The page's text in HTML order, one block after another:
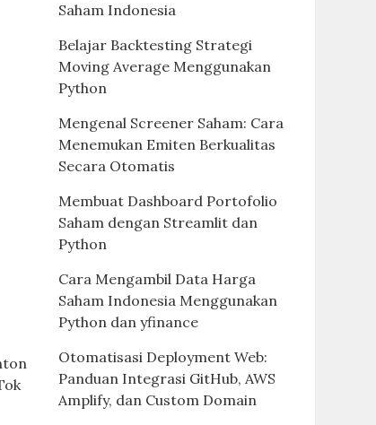
Saham Indonesia
Belajar Backtesting Strategi
Moving Average Menggunakan
Python
Mengenal Screener Saham: Cara
Menemukan Emiten Berkualitas
Secara Otomatis
Membuat Dashboard Portofolio
Saham dengan Streamlit dan
Python
Cara Mengambil Data Harga
Saham Indonesia Menggunakan
Python dan yfinance
Otomatisasi Deployment Web:
Panduan Integrasi GitHub, AWS
Amplify, dan Custom Domain